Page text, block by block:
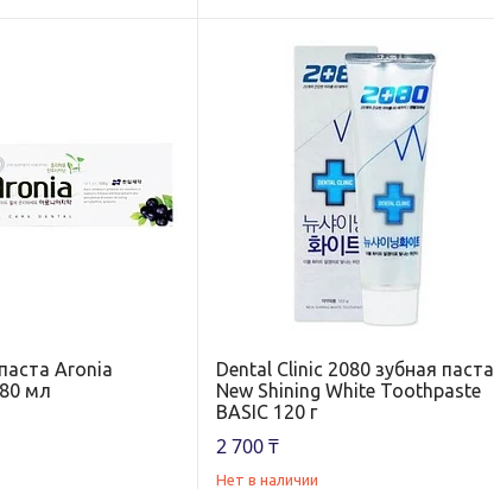
Aronia
мл
Dental Clinic 2080 зубная паста
New Shining White Toothpaste
BASIC 120 г
2 700 ₸
Нет в наличии